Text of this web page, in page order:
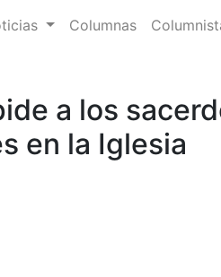
Columnas
a los
en la Iglesia